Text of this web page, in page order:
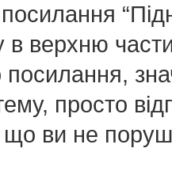
в верхню
посилання,
просто
що ви не